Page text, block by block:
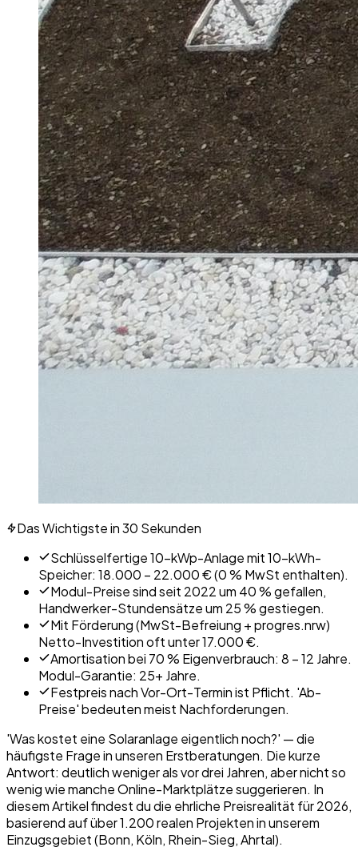
Das Wichtigste in 30 Sekunden
Schlüsselfertige 10-kWp-Anlage mit 10-kWh-
Speicher: 18.000 – 22.000 € (0 % MwSt enthalten).
Modul-Preise sind seit 2022 um 40 % gefallen,
Handwerker-Stundensätze um 25 % gestiegen.
Mit Förderung (MwSt-Befreiung + progres.nrw)
Netto-Investition oft unter 17.000 €.
Amortisation bei 70 % Eigenverbrauch: 8 – 12 Jahre.
Modul-Garantie: 25+ Jahre.
Festpreis nach Vor-Ort-Termin ist Pflicht. 'Ab-
Preise' bedeuten meist Nachforderungen.
'Was kostet eine Solaranlage eigentlich noch?' — die
häufigste Frage in unseren Erstberatungen. Die kurze
Antwort: deutlich weniger als vor drei Jahren, aber nicht so
wenig wie manche Online-Marktplätze suggerieren. In
diesem Artikel findest du die ehrliche Preisrealität für 2026,
basierend auf über 1.200 realen Projekten in unserem
Einzugsgebiet (Bonn, Köln, Rhein-Sieg, Ahrtal).